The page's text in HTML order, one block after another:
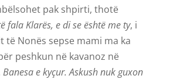
pak shpirti, thotë
fala Klarës, e di se është me ty, i
të Nonës sepse mami ma ka
peshkun në kavanoz në
Banesa e kyçur. Askush nuk guxon